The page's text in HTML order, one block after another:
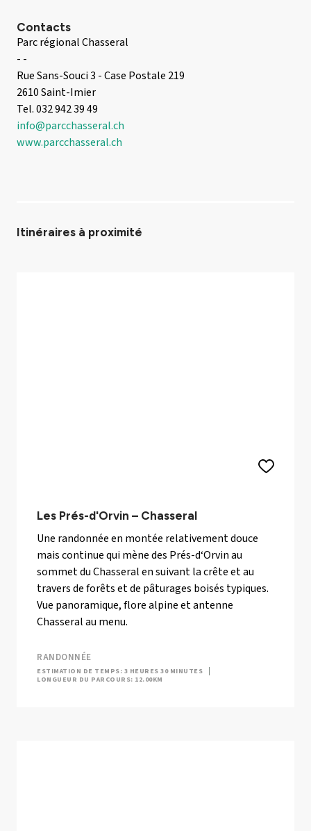
Contacts
Parc régional Chasseral
- -
Rue Sans-Souci 3 - Case Postale 219
2610 Saint-Imier
Tel. 032 942 39 49
info@parcchasseral.ch
www.parcchasseral.ch
Itinéraires à proximité
Les Prés-d'Orvin – Chasseral
Une randonnée en montée relativement douce
mais continue qui mène des Prés-d‘Orvin au
sommet du Chasseral en suivant la crête et au
travers de forêts et de pâturages boisés typiques.
Vue panoramique, flore alpine et antenne
Chasseral au menu.
RANDONNÉE
ESTIMATION DE TEMPS: 3 HEURES 30 MINUTES
LONGUEUR DU PARCOURS: 12.00KM